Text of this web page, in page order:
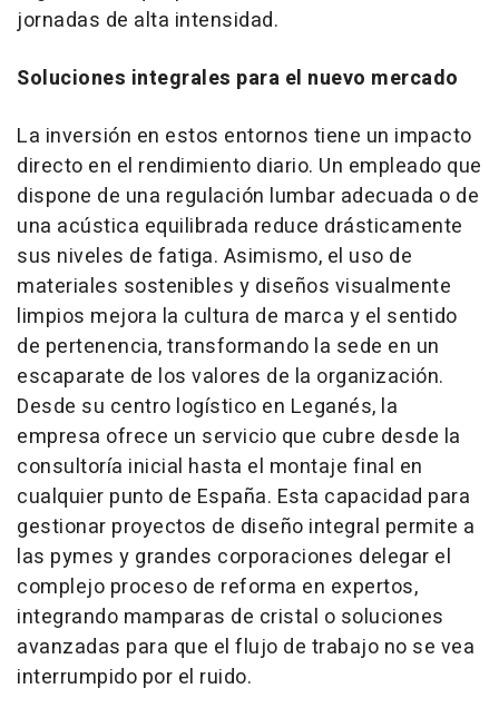
jornadas de alta intensidad.
Soluciones integrales para el nuevo mercado
La inversión en estos entornos tiene un impacto
directo en el rendimiento diario. Un empleado que
dispone de una regulación lumbar adecuada o de
una acústica equilibrada reduce drásticamente
sus niveles de fatiga. Asimismo, el uso de
materiales sostenibles y diseños visualmente
limpios mejora la cultura de marca y el sentido
de pertenencia, transformando la sede en un
escaparate de los valores de la organización.
Desde su centro logístico en Leganés, la
empresa ofrece un servicio que cubre desde la
consultoría inicial hasta el montaje final en
cualquier punto de España. Esta capacidad para
gestionar proyectos de diseño integral permite a
las pymes y grandes corporaciones delegar el
complejo proceso de reforma en expertos,
integrando mamparas de cristal o soluciones
avanzadas para que el flujo de trabajo no se vea
interrumpido por el ruido.